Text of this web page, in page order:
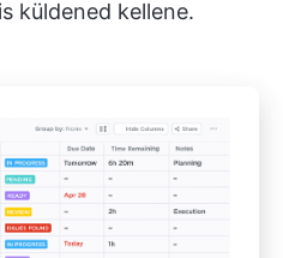
küldened kellene.